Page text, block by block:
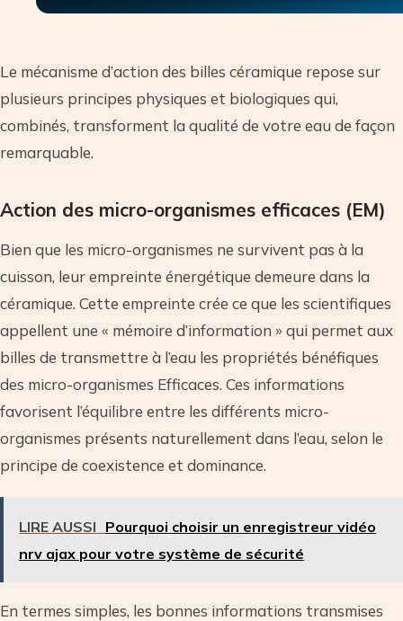
Le mécanisme d’action des billes céramique repose sur
plusieurs principes physiques et biologiques qui,
combinés, transforment la qualité de votre eau de façon
remarquable.
Action des micro-organismes efficaces (EM)
Bien que les micro-organismes ne survivent pas à la
cuisson, leur empreinte énergétique demeure dans la
céramique. Cette empreinte crée ce que les scientifiques
appellent une « mémoire d’information » qui permet aux
billes de transmettre à l’eau les propriétés bénéfiques
des micro-organismes Efficaces. Ces informations
favorisent l’équilibre entre les différents micro-
organismes présents naturellement dans l’eau, selon le
principe de coexistence et dominance.
LIRE AUSSI Pourquoi choisir un enregistreur vidéo
nrv ajax pour votre système de sécurité
En termes simples, les bonnes informations transmises